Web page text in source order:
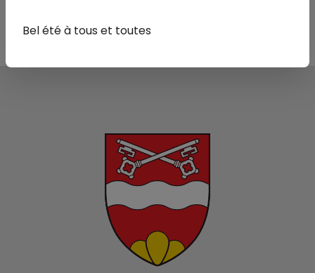
Bel été à tous et toutes